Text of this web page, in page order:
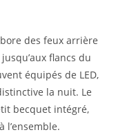
des feux arrière
flancs du
équipés de LED,
la nuit. Le
becquet intégré,
l’ensemble.